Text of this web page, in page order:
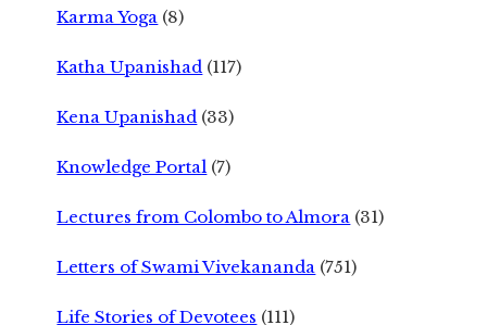
Karma Yoga (8)
Katha Upanishad (117)
Kena Upanishad (33)
Knowledge Portal (7)
Lectures from Colombo to Almora (31)
Letters of Swami Vivekananda (751)
Life Stories of Devotees (111)